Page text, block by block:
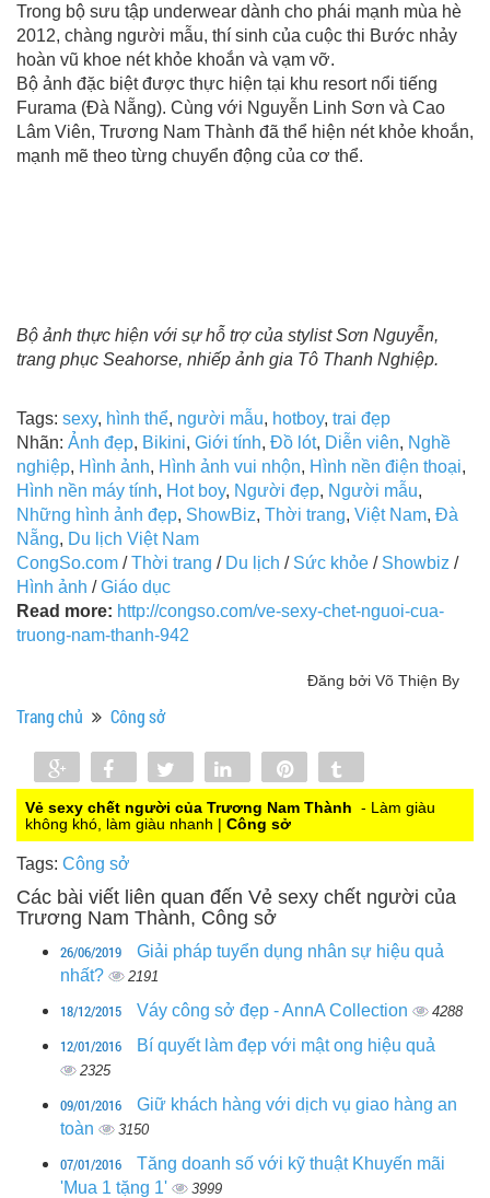
Trong bộ sưu tập underwear dành cho phái mạnh mùa hè
2012, chàng người mẫu, thí sinh của cuộc thi Bước nhảy
hoàn vũ khoe nét khỏe khoắn và vạm vỡ.
Bộ ảnh đặc biệt được thực hiện tại khu resort nổi tiếng
Furama (Đà Nẵng). Cùng với Nguyễn Linh Sơn và Cao
Lâm Viên, Trương Nam Thành đã thể hiện nét khỏe khoắn,
mạnh mẽ theo từng chuyển động của cơ thể.
Bộ ảnh thực hiện với sự hỗ trợ của stylist Sơn Nguyễn,
trang phục Seahorse, nhiếp ảnh gia Tô Thanh Nghiệp.
Tags: sexy, hình thể, người mẫu, hotboy, trai đẹp
Nhãn: Ảnh đẹp, Bikini, Giới tính, Đồ lót, Diễn viên, Nghề
nghiệp, Hình ảnh, Hình ảnh vui nhộn, Hình nền điện thoại,
Hình nền máy tính, Hot boy, Người đẹp, Người mẫu,
Những hình ảnh đẹp, ShowBiz, Thời trang, Việt Nam, Đà
Nẵng, Du lịch Việt Nam
CongSo.com /Thời trang / Du lịch / Sức khỏe / Showbiz /
Hình ảnh /Giáo dục
Read more: http://congso.com/ve-sexy-chet-nguoi-cua-
truong-nam-thanh-942
Đăng bởi Võ Thiện By
Trang chủ Công sở
Share Share Tweet Share
0
Vẻ sexy chết người của Trương Nam Thành - Làm giàu
không khó, làm giàu nhanh | Công sở
Tags: Công sở
Các bài viết liên quan đến Vẻ sexy chết người của
Trương Nam Thành, Công sở
26/06/2019
Giải pháp tuyển dụng nhân sự hiệu quả
nhất?
2191
18/12/2015 Váy công sở đẹp - AnnA Collection 4288
12/01/2016 Bí quyết làm đẹp với mật ong hiệu quả
2325
09/01/2016
Giữ khách hàng với dịch vụ giao hàng an
toàn
3150
07/01/2016
Tăng doanh số với kỹ thuật Khuyến mãi
'Mua 1 tặng 1'
3999